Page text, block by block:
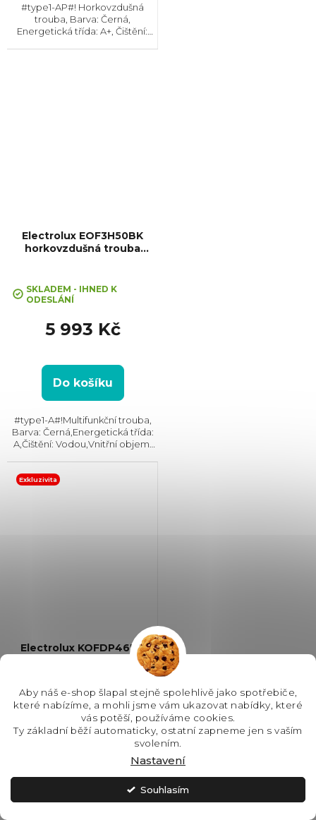
Aby náš e-shop šlapal stejně spolehlivě jako spotřebiče,
které nabízíme, a mohli jsme vám ukazovat nabídky, které
vás potěší, používáme cookies.
Ty základní běží automaticky, ostatní zapneme jen s vaším
svolením.
Nastavení
Souhlasím
#type1-AP#! Horkovzdušná
trouba, Barva: Černá,
Energetická třída: A+, Čištění:
Electrolux EOF3H50BK
horkovzdušná trouba
SKLADEM - IHNED K
ODESLÁNÍ
5 993 Kč
Do košíku
#type1-A#!Multifunkční trouba,
Barva: Černá,Energetická třída:
A,Čištění: Vodou,Vnitřní objem:
Rozměry (VxŠxH):594×594×550
Exkluzivita
Electrolux KOFDP46BK
SKLADEM - IHNED K
ODESLÁNÍ